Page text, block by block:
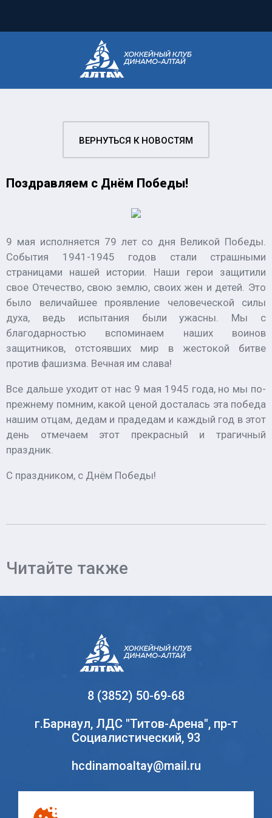
ВЕРНУТЬСЯ К НОВОСТЯМ
Поздравляем с Днём Победы!
9 мая исполняется 79 лет со дня Великой Победы.
События 1941-1945 годов стали страшными
страницами нашей истории. Наши герои защитили
свое Отечество, свою землю, своих жен и детей. Это
было величайшее проявление человеческой силы
духа, ведь испытания были ужасны. Мы с
благодарностью вспоминаем наших воинов
защитников, отстоявших мир в жестокой битве
против фашизма. Вечная им слава!
Все дальше уходит от нас 9 мая 1945 года, но мы по-
прежнему помним, какой ценой досталась эта победа
нашим отцам, дедам и прадедам и каждый год в этот
день отмечаем этот прекрасный и трагичный
праздник.
С праздником, с Днём Победы!
Читайте также
8 (3852) 50-69-68
г.Барнаул, ЛДС "Титов-Арена", пр-т
Социалистический, 93
hcdinamoaltay@mail.ru